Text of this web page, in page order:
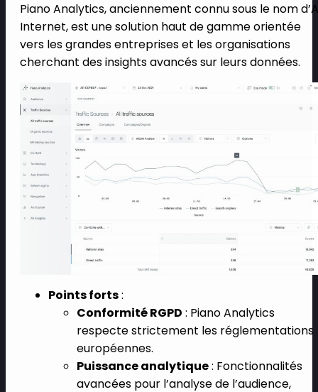
Piano Analytics, anciennement connu sous le nom
Internet, est une solution haut de gamme orientée
vers les grandes entreprises et les organisations
cherchant des insights avancés sur leurs données.
Points forts:
Conformité RGPD : Piano Analytics
respecte strictement les réglementations
européennes.
Puissance analytique: Fonctionnalités
avancées pour l’analyse de l’audience,